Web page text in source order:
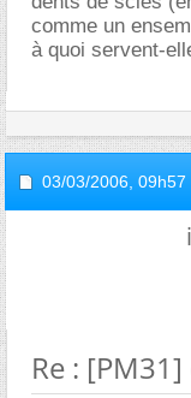
comme un
à quoi servent-
03/03/2006, 09h57
Re :